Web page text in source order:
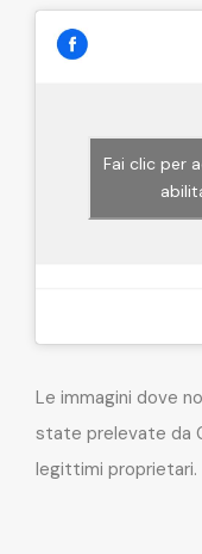
Fai clic per
Le immagini dove
state prelevate da
legittimi proprietari.